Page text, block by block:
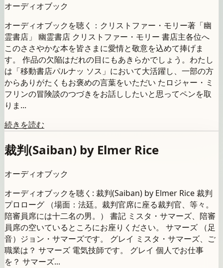
オーディオブック
オーディオブックを聴く：クリストファー・モリー著「幽
霊書店」 幽霊書店 クリストファー・モリー 書店主各位へ
このささやかな本を皆さまに愛情と敬意を込めて捧げま
す。 作品の欠陥はだれの目にもあきらかでしょう。わたし
は「移動書店パルナッ ソス」において大活躍し、一部の方
からありがたくもお褒めの言葉をいただい たロジャー・ミ
フリンの冒険談のつづきをお話ししたいと思ってペンを取
りま...
続きを読む
裁判(Saiban) by Elmer Rice
オーディオブック
オーディオブックを聴く: 裁判(Saiban) by Elmer Rice 裁判
プロローグ （場面：法廷。裁判官席に座る裁判官、等々。
陪審員席には十二名の男。） 書記 ミスタ・サマーズ、陪審
員席の空いているところにお座りください。 サマーズ （足
音）ジョン・サマーズです。 グレイ ミスタ・サマーズ、ご
職業は？ サマーズ 電気技師です。 グレイ 個人でお仕事
を？ サマーズ...